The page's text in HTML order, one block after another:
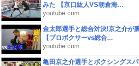
みた 【京口紘人VS朝倉海...
youtube.com
金太郎選手と総合対決!京之介が
【プロボクサーvs総合...
youtube.com
亀田京之介選手とボクシングス